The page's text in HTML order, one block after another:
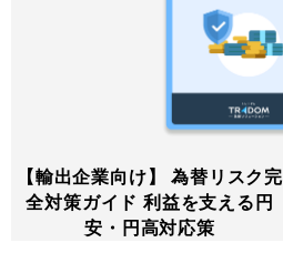
【輸出企業向け】 為替リスク完
全対策ガイド 利益を支える円
安・円高対応策